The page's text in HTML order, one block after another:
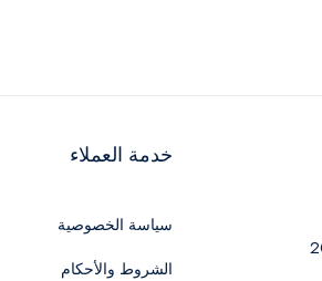
خدمة العملاء
سياسة الخصوصية
الشروط والأحكام